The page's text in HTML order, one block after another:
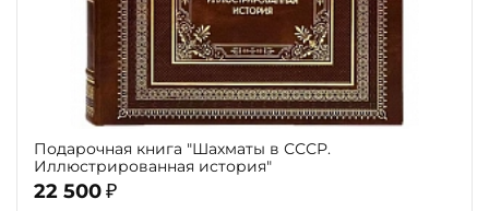
Подарочная книга "Шахматы в СССР.
Иллюстрированная история"
22 500 ₽